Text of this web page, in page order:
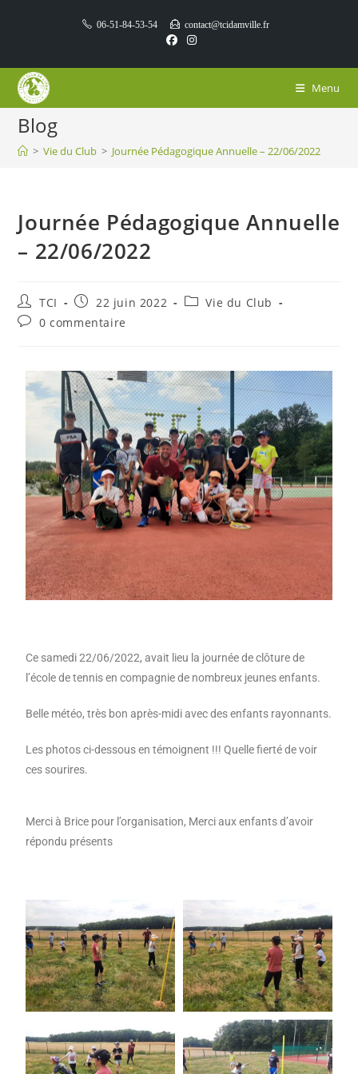
06-51-84-53-54 contact@tcidamville.fr
Menu
Blog
> Vie du Club > Journée Pédagogique Annuelle – 22/06/2022
Journée Pédagogique Annuelle
– 22/06/2022
TCI 22 juin 2022
Vie du Club
0 commentaire
Ce samedi 22/06/2022, avait lieu la journée de clôture de
l’école de tennis en compagnie de nombreux jeunes enfants.
Belle météo, très bon après-midi avec des enfants rayonnants.
Les photos ci-dessous en témoignent !!! Quelle fierté de voir
ces sourires.
Merci à Brice pour l’organisation, Merci aux enfants d’avoir
répondu présents